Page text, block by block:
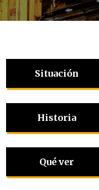
Situación
Historia
Qué ver